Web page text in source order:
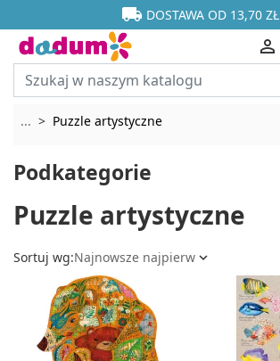

 DOSTAWA OD 13,70 ZŁ



... Rozwiń breadcrumbs
Puzzle artystyczne
Podkategorie
Puzzle artystyczne
Sortuj wg:Najnowsze najpierw 